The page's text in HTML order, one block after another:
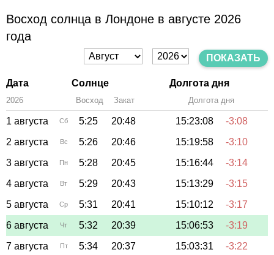
Восход солнца в Лондоне в августе 2026
года
ПОКАЗАТЬ
Дата Солнце Долгота дня
2026 Восход Закат Долгота дня
1 августа Сб 5:25 20:48 15:23:08
-3:08
2 августа
Вс 5:26 20:46 15:19:58
-3:10
3 августа
Пн 5:28 20:45 15:16:44
-3:14
4 августа
Вт 5:29 20:43 15:13:29
-3:15
5 августа
Ср 5:31 20:41 15:10:12
-3:17
6 августа
Чт 5:32 20:39 15:06:53
-3:19
7 августа
Пт 5:34 20:37 15:03:31
-3:22